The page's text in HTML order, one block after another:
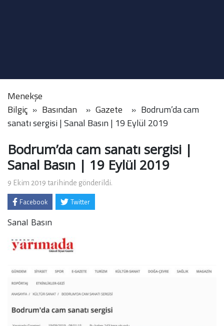
Menekşe
Bilgiç
Basından Gazete
Bodrum’da cam
sanatı sergisi | Sanal Basın | 19 Eylül 2019
Bodrum’da cam sanatı sergisi |
Sanal Basın | 19 Eylül 2019
9 Ekim 2019 tarihinde gönderildi.
Facebook Twitter
Sanal Basın